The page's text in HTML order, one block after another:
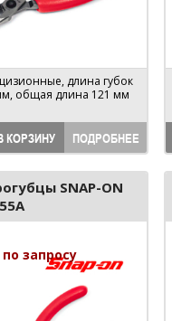
длина губок
общая длина 121 мм
КОРЗИНУ ПОДРОБНЕЕ
SNAP-ON
запросу